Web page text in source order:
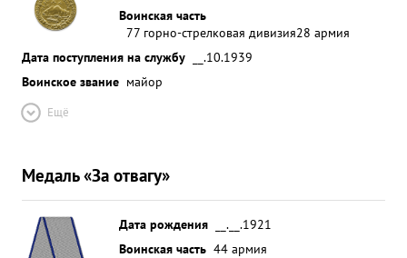
Воинская часть
77 горно-стрелковая дивизия28 армия
Дата поступления на службу
__.10.1939
Воинское звание майор
Ещё
Медаль «За отвагу»
Дата рождения
__.__.1921
Воинская часть 44 армия